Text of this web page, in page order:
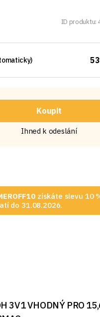
ID produktu:
Koupit
Ihned k odeslání
získáte slevu 10
do 31.08.2026.
3V1 VHODNÝ PRO